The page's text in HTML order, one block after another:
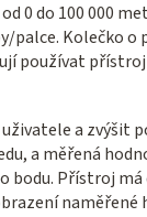
0 do 100 000
Kolečko o
používat
a zvýšit
a měřená
bodu. Přístroj má
naměřené